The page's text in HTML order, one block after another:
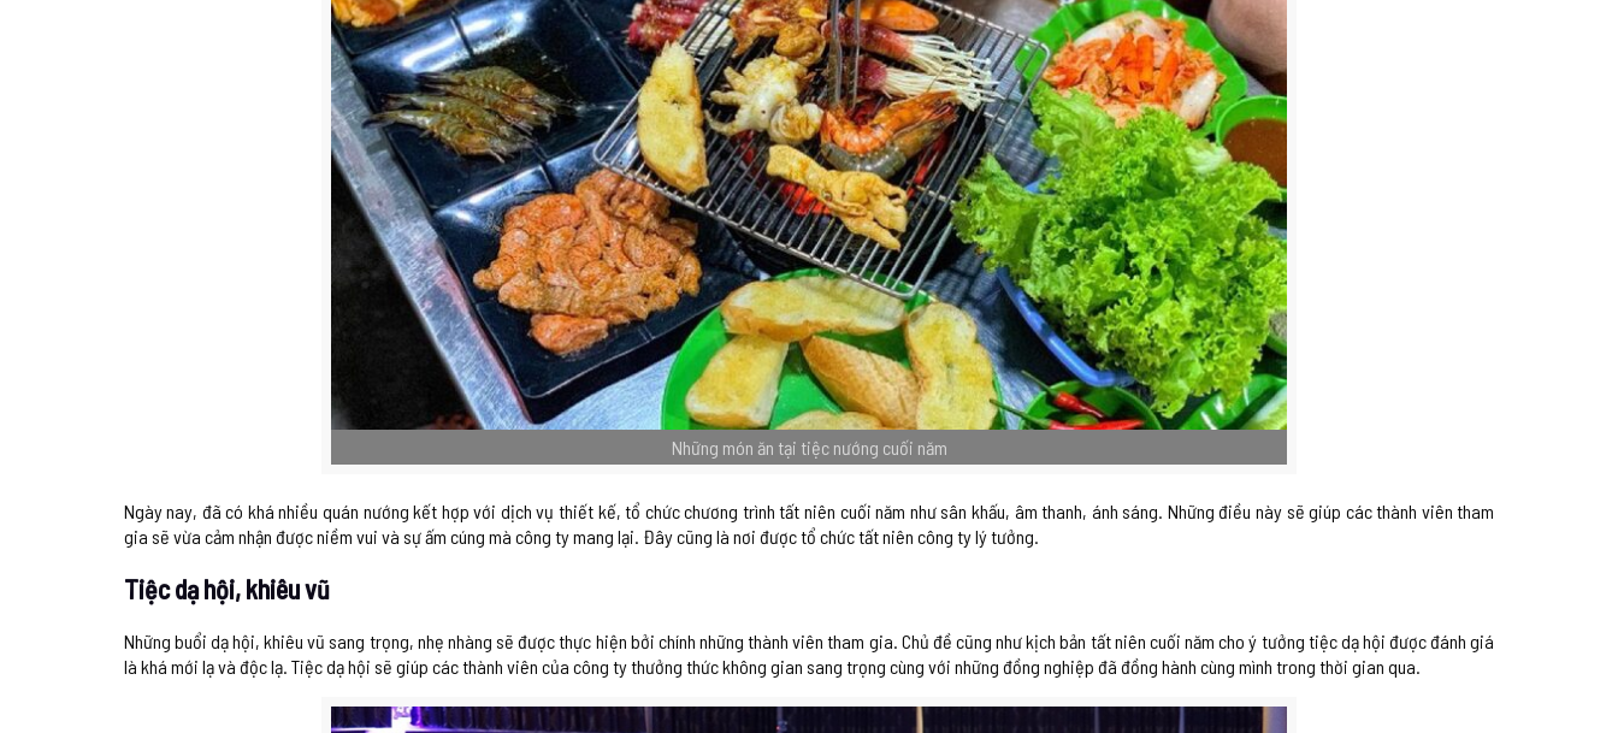
Những món ăn tại tiệc nướng cuối năm
Ngày nay, đã có khá nhiều quán nướng kết hợp với dịch vụ thiết kế, tổ chức chương trình tất niên cuối năm như sân khấu, âm thanh, ánh sáng. Những điều này sẽ giúp các thành viên tham
gia sẽ vừa cảm nhận được niềm vui và sự ấm cúng mà công ty mang lại. Đây cũng là nơi được tổ chức tất niên công ty lý tưởng.
Tiệc dạ hội, khiêu vũ
Những buổi dạ hội, khiêu vũ sang trọng, nhẹ nhàng sẽ được thực hiện bởi chính những thành viên tham gia. Chủ đề cũng như kịch bản tất niên cuối năm cho ý tưởng tiệc dạ hội được đánh giá
là khá mới lạ và độc lạ. Tiệc dạ hội sẽ giúp các thành viên của công ty thưởng thức không gian sang trọng cùng với những đồng nghiệp đã đồng hành cùng mình trong thời gian qua.